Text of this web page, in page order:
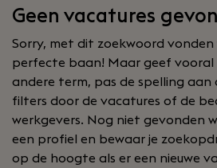
Geen vacatures
Sorry, met dit zoekwoord vonden
perfecte baan! Maar geef vooral
andere term, pas de spelling aan
filters door de vacatures of de
werkgevers. Nog niet gevonden
een profiel en bewaar je
op de hoogte als er een nieuwe